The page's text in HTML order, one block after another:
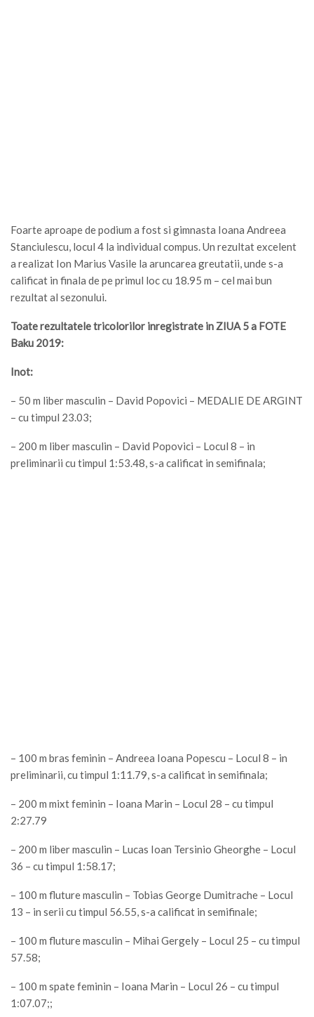
Foarte aproape de podium a fost si gimnasta Ioana Andreea
Stanciulescu, locul 4 la individual compus. Un rezultat excelent
a realizat Ion Marius Vasile la aruncarea greutatii, unde s-a
calificat in finala de pe primul loc cu 18.95 m – cel mai bun
rezultat al sezonului.
Toate rezultatele tricolorilor inregistrate in ZIUA 5 a FOTE
Baku 2019:
Inot:
– 50 m liber masculin – David Popovici – MEDALIE DE ARGINT
– cu timpul 23.03;
– 200 m liber masculin – David Popovici – Locul 8 – in
preliminarii cu timpul 1:53.48, s-a calificat in semifinala;
– 100 m bras feminin – Andreea Ioana Popescu – Locul 8 – in
preliminarii, cu timpul 1:11.79, s-a calificat in semifinala;
– 200 m mixt feminin – Ioana Marin – Locul 28 – cu timpul
2:27.79
– 200 m liber masculin – Lucas Ioan Tersinio Gheorghe – Locul
36 – cu timpul 1:58.17;
– 100 m fluture masculin – Tobias George Dumitrache – Locul
13 – in serii cu timpul 56.55, s-a calificat in semifinale;
– 100 m fluture masculin – Mihai Gergely – Locul 25 – cu timpul
57.58;
– 100 m spate feminin – Ioana Marin – Locul 26 – cu timpul
1:07.07;;